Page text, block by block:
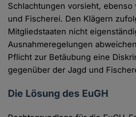
Schlachtungen vorsieht, ebenso
und Fischerei. Den Klägern
Mitgliedstaaten nicht
Ausnahmeregelungen
Pflicht zur Betäubung eine
gegenüber der Jagd und
Die Lösung des EuGH